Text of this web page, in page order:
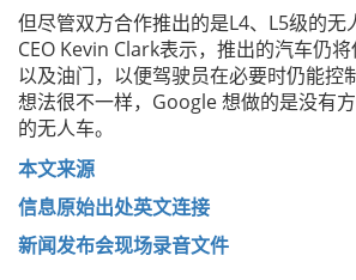
但尽管双方合作推出的是L4、L5级的
CEO Kevin Clark表示，推出的汽车仍
以及油门，以便驾驶员在必要时仍能控
想法很不一样，Google 想做的是没有
的无人车。
本文来源
信息原始出处英文连接
新闻发布会现场录音文件